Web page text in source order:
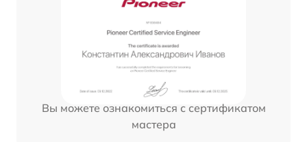
Вы можете ознакомиться с сертификатом
мастера